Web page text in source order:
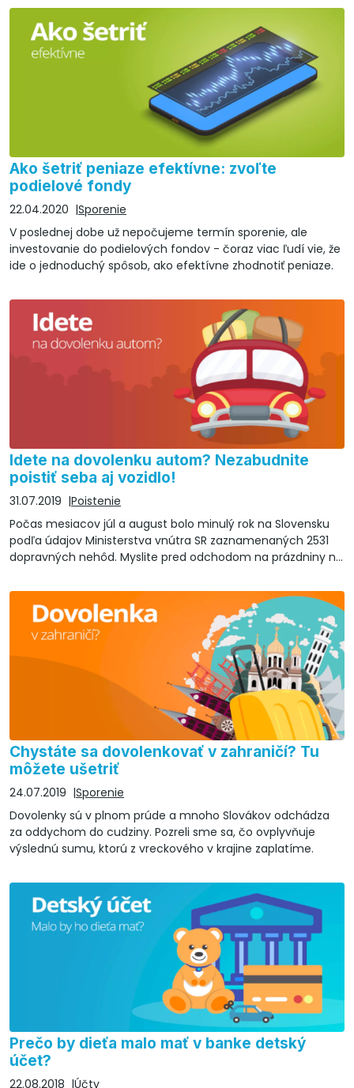
Ako šetriť peniaze efektívne: zvoľte
podielové fondy
22.04.2020
Sporenie
V poslednej dobe už nepočujeme termín sporenie, ale
investovanie do podielových fondov - čoraz viac ľudí vie, že
ide o jednoduchý spôsob, ako efektívne zhodnotiť peniaze.
Idete na dovolenku autom? Nezabudnite
poistiť seba aj vozidlo!
31.07.2019
Poistenie
Počas mesiacov júl a august bolo minulý rok na Slovensku
podľa údajov Ministerstva vnútra SR zaznamenaných 2531
dopravných nehôd. Myslite pred odchodom na prázdniny na
Chystáte sa dovolenkovať v zahraničí? Tu
môžete ušetriť
24.07.2019
Sporenie
Dovolenky sú v plnom prúde a mnoho Slovákov odchádza
za oddychom do cudziny. Pozreli sme sa, čo ovplyvňuje
výslednú sumu, ktorú z vreckového v krajine zaplatíme.
Prečo by dieťa malo mať v banke detský
účet?
22.08.2018 Účty